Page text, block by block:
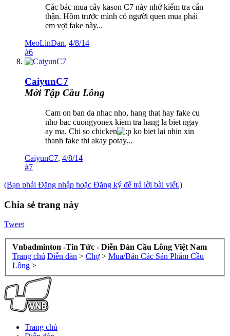
Các bác mua cây kason C7 này nhớ kiểm tra cẩn
thận. Hôm trước mình có người quen mua phải
em vợt fake này...
MeoLinDan, 4/8/14
#6
CaiyunC7
Mới Tập Cầu Lông
Cam on ban da nhac nho, hang that hay fake cu
nho bac cuongyonex kiem tra hang la biet ngay
ay ma. Chi so chicken
ko biet lai nhin xin
thanh fake thi akay potay...
CaiyunC7, 4/8/14
#7
(Bạn phải Đăng nhập hoặc Đăng ký để trả lời bài viết.)
Chia sẻ trang này
Tweet
Vnbadminton -Tin Tức - Diễn Đàn Cầu Lông Việt Nam
Trang chủ Diễn đàn > Chợ > Mua/Bán Các Sản Phẩm Cầu
Lông >
Trang chủ